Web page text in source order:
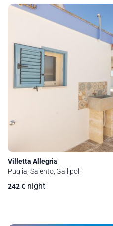
Villetta Allegria
Puglia, Salento, Gallipoli
242€ night